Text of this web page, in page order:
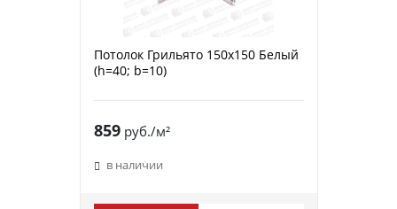
Потолок Грильято 150х150 Белый
(h=40; b=10)
859руб./м²
в наличии